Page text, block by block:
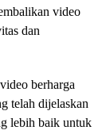
video
dan
berharga
telah dijelaskan
lebih baik untuk